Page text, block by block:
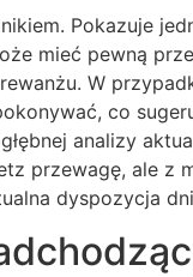
Pokazuje
mieć pewną
W
co
analizy
przewagę, ale z
dyspozycja